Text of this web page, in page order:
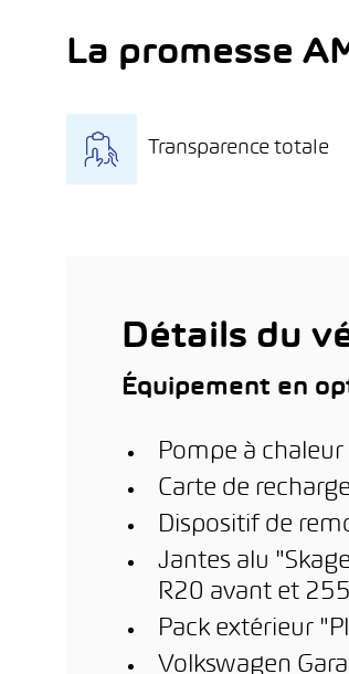
La promesse
Transparence totale
en quelques clics
Détails du
Équipement en
Pompe à chaleur
Carte de
Dispositif de
Jantes alu
R20 avant et
Pack extérieur
Volkswagen